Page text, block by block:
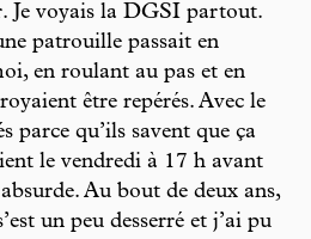
Je voyais la DGSI partout.
patrouille passait en
en roulant au pas et en
être repérés. Avec le
parce qu’ils savent que ça
le vendredi à 17 h avant
Au bout de deux ans,
un peu desserré et j’ai pu